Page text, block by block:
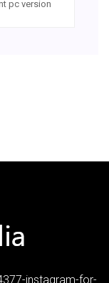
pc version
instagram-for-